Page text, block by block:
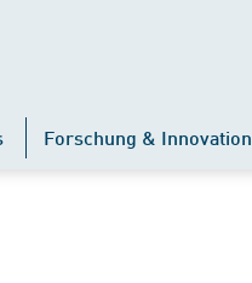
Forschung & Innovation